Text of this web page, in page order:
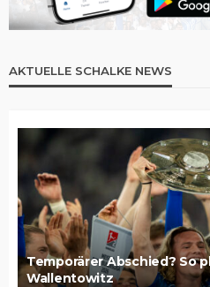
AKTUELLE SCHALKE NEWS
Temporärer Abschied? So
Wallentowitz